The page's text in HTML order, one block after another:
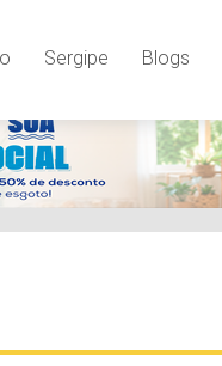
Sergipe Blogs